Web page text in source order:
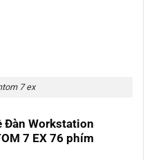
7 ex
Đàn Workstation
7 EX 76 phím